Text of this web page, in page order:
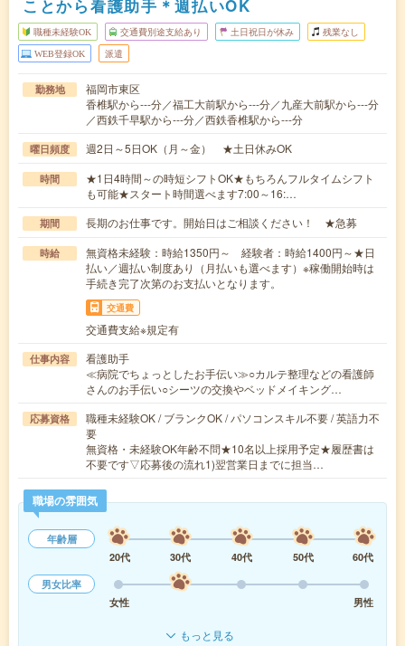
ことから看護助手＊週払いOK
職種未経験OK 交通費別途支給あり 土日祝日が休み 残業なし
WEB登録OK 派遣
勤務地
福岡市東区
香椎駅から---分／福工大前駅から---分／九産大前駅から---分
／西鉄千早駅から---分／西鉄香椎駅から---分
曜日頻度 週2日～5日OK（月～金） ★土日休みOK
時間
★1日4時間～の時短シフトOK★もちろんフルタイムシフト
も可能★スタート時間選べます7:00～16:…
期間 長期のお仕事です。開始日はご相談ください！ ★急募
時給
無資格未経験：時給1350円～ 経験者：時給1400円～★日
払い／週払い制度あり（月払いも選べます）※稼働開始時は
手続き完了次第のお支払いとなります。
交通費
交通費支給※規定有
仕事内容
看護助手
≪病院でちょっとしたお手伝い≫○カルテ整理などの看護師
さんのお手伝い○シーツの交換やベッドメイキング…
応募資格
職種未経験OK / ブランクOK / パソコンスキル不要 / 英語力不
要
無資格・未経験OK年齢不問★10名以上採用予定★履歴書は
不要です▽応募後の流れ1)翌営業日までに担当…
職場の雰囲気
年齢層
20代
30代 40代 50代
60代
男女比率
女性
男性
もっと見る